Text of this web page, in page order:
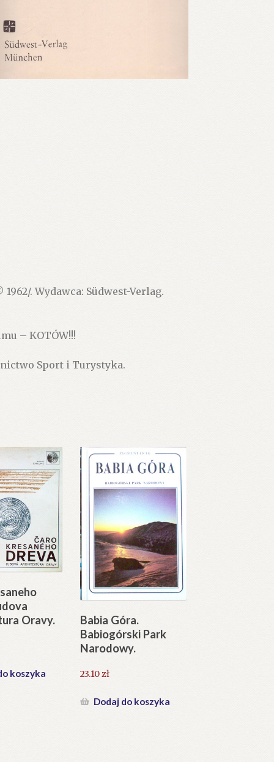
. Wydawca: Südwest-Verlag.
– KOTÓW!!!
Sport i Turystyka.
Oravy.
koszyka
Babia Góra.
Babiogórski Park
Narodowy.
23.10 zł
Dodaj do koszyka